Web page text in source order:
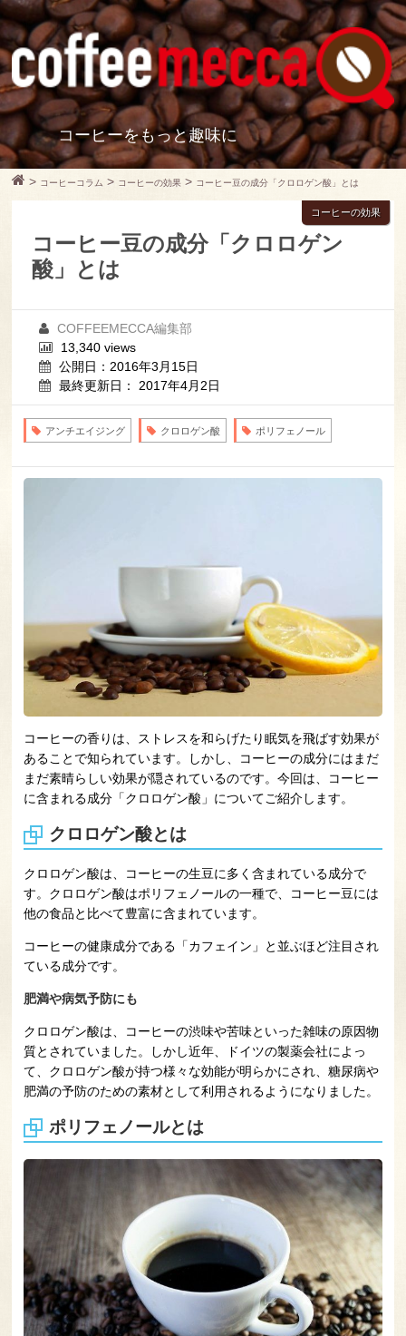
コーヒーをもっと趣味に
> コーヒーコラム > コーヒーの効果 > コーヒー豆の成分「クロロゲン酸」とは
コーヒー豆の成分「クロロゲン
酸」とは
コーヒーの効果
COFFEEMECCA編集部
13,340 views
公開日：2016年3月15日
最終更新日： 2017年4月2日
アンチエイジング クロロゲン酸 ポリフェノール
コーヒーの香りは、ストレスを和らげたり眠気を飛ばす効果が
あることで知られています。しかし、コーヒーの成分にはまだ
まだ素晴らしい効果が隠されているのです。今回は、コーヒー
に含まれる成分「クロロゲン酸」についてご紹介します。
クロロゲン酸とは
クロロゲン酸は、コーヒーの生豆に多く含まれている成分で
す。クロロゲン酸はポリフェノールの一種で、コーヒー豆には
他の食品と比べて豊富に含まれています。
コーヒーの健康成分である「カフェイン」と並ぶほど注目され
ている成分です。
肥満や病気予防にも
クロロゲン酸は、コーヒーの渋味や苦味といった雑味の原因物
質とされていました。しかし近年、ドイツの製薬会社によっ
て、クロロゲン酸が持つ様々な効能が明らかにされ、糖尿病や
肥満の予防のための素材として利用されるようになりました。
ポリフェノールとは